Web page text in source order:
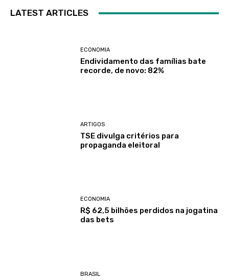
LATEST ARTICLES
ECONOMIA
Endividamento das famílias bate
recorde, de novo: 82%
ARTIGOS
TSE divulga critérios para
propaganda eleitoral
ECONOMIA
R$ 62,5 bilhões perdidos na jogatina
das bets
BRASIL